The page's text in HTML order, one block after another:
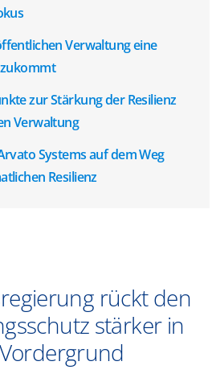
Verwaltung eine
zur Stärkung der Resilienz
Verwaltung
Systems auf dem Weg
Resilienz
rückt den
stärker in